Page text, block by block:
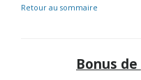
Retour au sommaire
Bonus